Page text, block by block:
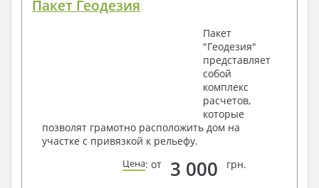
Пакет Геодезия
Пакет
"Геодезия"
представляет
собой
комплекс
расчетов,
которые
позволят грамотно расположить дом на
участке с привязкой к рельефу.
Цена: от 3 000 грн.